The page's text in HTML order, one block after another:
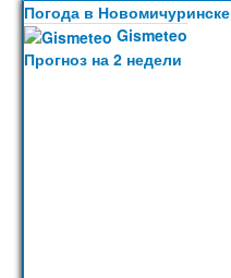
Погода в Новомичуринске
Gismeteo
Прогноз на 2 недели